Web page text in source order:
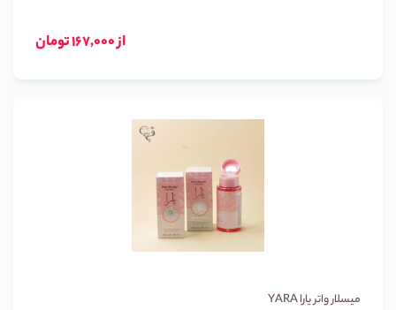
از 167,000 تومان
میسلار واتر یارا YARA